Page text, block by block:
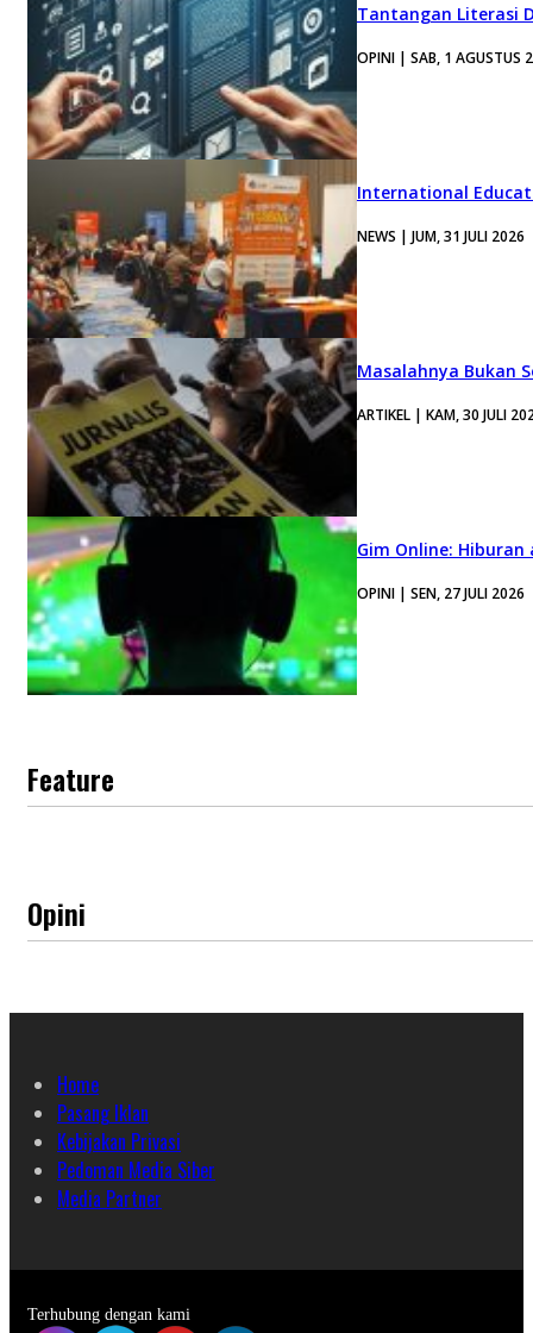
Tantangan Literasi
OPINI | SAB, 1 AGUSTUS
International
NEWS | JUM, 31 JULI 2026
Masalahnya Bukan
ARTIKEL | KAM, 30 JULI
Gim Online:
OPINI | SEN, 27 JULI 2026
Feature
Opini
Home
Pasang Iklan
Kebijakan Privasi
Pedoman Media Siber
Media Partner
Terhubung dengan kami